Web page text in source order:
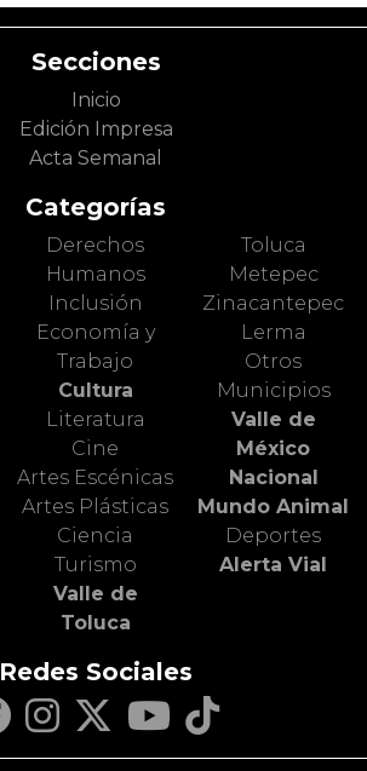
Secciones
Inicio
Edición Impresa
Acta Semanal
Categorías
Derechos
Humanos
Inclusión
Economía y
Trabajo
Cultura
Literatura
Cine
Artes Escénicas
Artes Plásticas
Ciencia
Turismo
Valle de
Toluca
Toluca
Metepec
Zinacantepec
Lerma
Otros
Municipios
Valle de
México
Nacional
Mundo Animal
Deportes
Alerta Vial
Redes Sociales